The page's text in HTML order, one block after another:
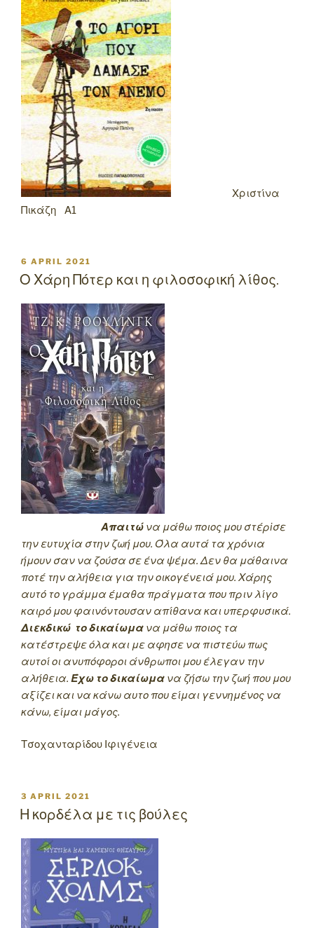
Χριστίνα
Πικάζη Α1
POSTED
ON
6 APRIL 2021
Ο Χάρη Πότερ και η φιλοσοφική λίθος.
Απαιτώ να μάθω ποιος μου στέρiσε
την ευτυχία στην ζωή μου. Όλα αυτά τα χρόνια
ήμουν σαν να ζούσα σε ένα ψέμα. Δεν θα μάθαινα
ποτέ την αλήθεια για την οικογένειά μου. Χάρης
αυτό το γράμμα έμαθα πράγματα που πριν λίγο
καιρό μου φαινόντουσαν απίθανα και υπερφυσικά.
Διεκδικώ το δικαίωμα να μάθω ποιος τα
κατέστρεψε όλα και με αφησε να πιστεύω πως
αυτοί οι ανυπόφοροι άνθρωποι μου έλεγαν την
αλήθεια. Έχω το δικαίωμα να ζήσω την ζωή που μου
αξίζει και να κάνω αυτο που είμαι γεννημένος να
κάνω, είμαι μάγος.
Τσοχανταρίδου Ιφιγένεια
POSTED
ON
3 APRIL 2021
Η κορδέλα με τις βούλες